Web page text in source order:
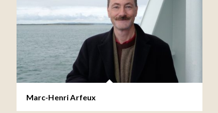
Marc-Henri Arfeux